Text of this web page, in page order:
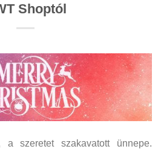
Shoptól
a szeretet szakavatott ünnepe.